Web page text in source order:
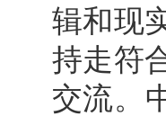
辑和现
持走符
交流。